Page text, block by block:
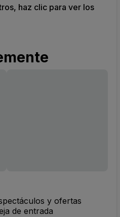
haz clic para ver los
y ofertas
de entrada